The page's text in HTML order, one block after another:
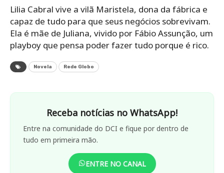
Lilia Cabral vive a vilã Maristela, dona da fábrica e
capaz de tudo para que seus negócios sobrevivam.
Ela é mãe de Juliana, vivido por Fábio Assunção, um
playboy que pensa poder fazer tudo porque é rico.
Novela Rede Globo
Receba notícias no WhatsApp!
Entre na comunidade do DCI e fique por dentro de
tudo em primeira mão.
ENTRE NO CANAL